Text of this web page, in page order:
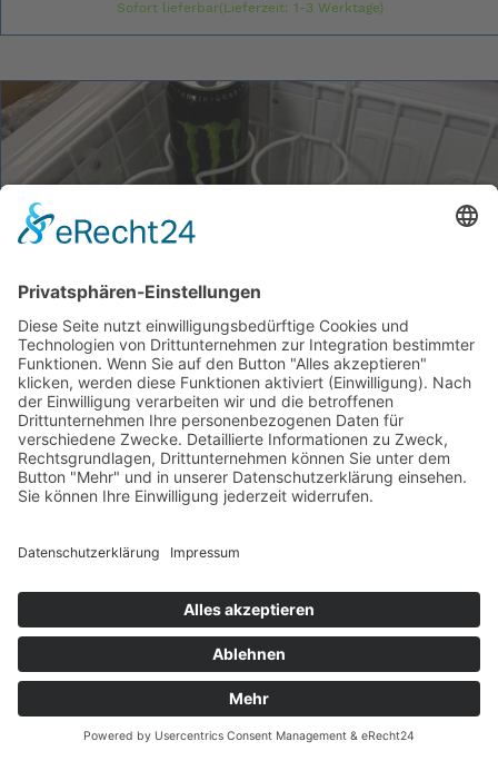
Sofort lieferbar(Lieferzeit: 1-3 Werktage)
Engel Einsatzkorb für 6 Dosen passend für alle
MT 35 und MT 45
Mit diesem Gittereinsatz bekommen Sie Ordnung in Ihre Engel MT
Kühlbox. Das Gitter wird einfach senkrecht in den vorhandenen
Einsatzkorb eingeklemmt...
29,90 €
inkl. Mwst. zzgl.